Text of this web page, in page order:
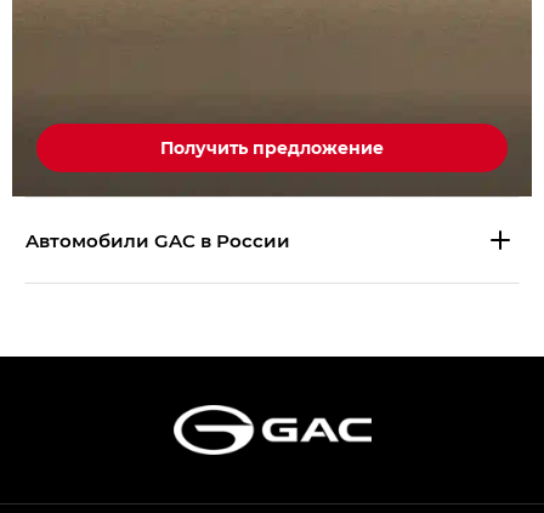
Получить предложение
Aвтомобили GAC в России
Эс Икс ПРЕМИУМ — SX PREMIUM
S7 — Эс 7 (S7) в комплектациях
Эс Икс ПРЕМИУМ — SX PREMIUM, Эс Тэ — ST
в комплектации Экс ПРЕМИУМ — EX PREMIUM